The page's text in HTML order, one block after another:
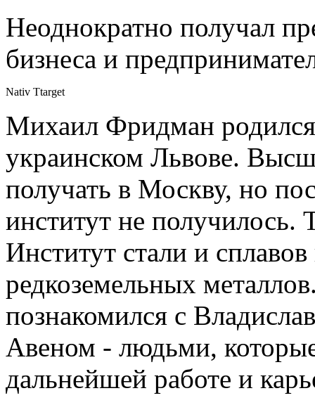
Неоднократно получал
бизнеса и
Nativ Ttarget
Михаил Фридман родился
украинском Львове.
получать в Москву, но
институт не получилось.
Институт стали и
редкоземельных
познакомился с
Авеном - людьми,
дальнейшей работе и